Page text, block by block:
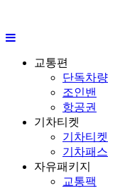
교통편
단독차량
조인밴
항공권
기차티켓
기차티켓
기차패스
자유패키지
교통팩